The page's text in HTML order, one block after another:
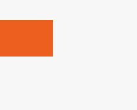
合、変更後のサービスを含
います。
「Biz/Zine」「HRzine」